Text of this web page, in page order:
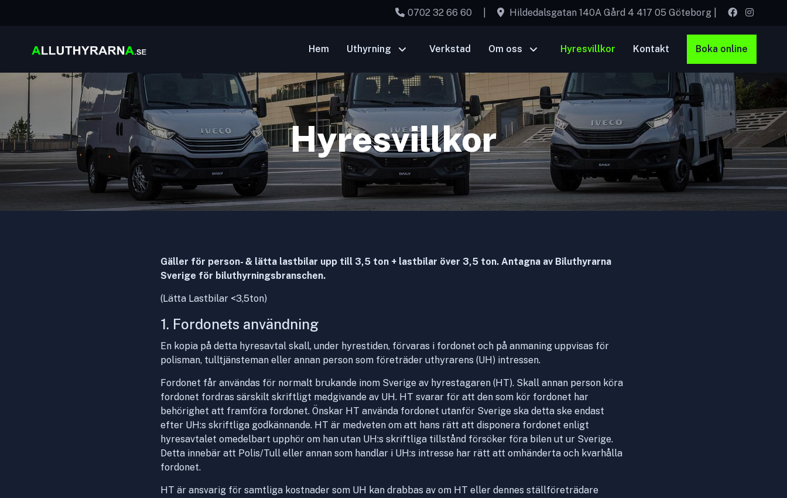
0702 32 66 60 Hildedalsgatan 140A Gård 4 417 05 Göteborg
Hem Uthyrning Verkstad Om oss Hyresvillkor Kontakt Boka online
Hyresvillkor
Gäller för person- & lätta lastbilar upp till 3,5 ton + lastbilar över 3,5 ton. Antagna av Biluthyrarna
Sverige för biluthyrningsbranschen.
(Lätta Lastbilar <3,5ton)
1. Fordonets användning
En kopia på detta hyresavtal skall, under hyrestiden, förvaras i fordonet och på anmaning uppvisas för
polisman, tulltjänsteman eller annan person som företräder uthyrarens (UH) intressen.
Fordonet får användas för normalt brukande inom Sverige av hyrestagaren (HT). Skall annan person köra
fordonet fordras särskilt skriftligt medgivande av UH. HT svarar för att den som kör fordonet har
behörighet att framföra fordonet. Önskar HT använda fordonet utanför Sverige ska detta ske endast
efter UH:s skriftliga godkännande. HT är medveten om att hans rätt att disponera fordonet enligt
hyresavtalet omedelbart upphör om han utan UH:s skriftliga tillstånd försöker föra bilen ut ur Sverige.
Detta innebär att Polis/Tull eller annan som handlar i UH:s intresse har rätt att omhänderta och kvarhålla
fordonet.
HT är ansvarig för samtliga kostnader som UH kan drabbas av om HT eller dennes ställföreträdare